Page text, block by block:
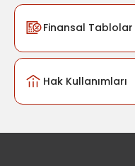
Finansal Tablolar
Hak Kullanımları